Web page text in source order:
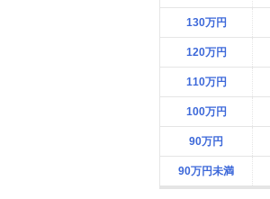
130万円
120万円
110万円
100万円
90万円
90万円未満